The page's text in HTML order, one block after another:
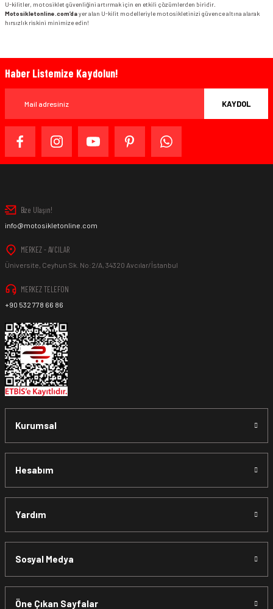
U-kilitler, motosiklet güvenliğini artırmak için en etkili çözümlerden biridir.
Motosikletonline.com’dayer alan U-kilit modelleriyle motosikletinizi güvence altına alarak
hırsızlık riskini minimize edin!
Haber Listemize Kaydolun!
KAYDOL
Bize Ulaşın!
info@motosikletonline.com
MERKEZ - AVCILAR
Üniversite, Ceyhun Sk. No:2/A, 34320 Avcılar/İstanbul
MERKEZ TELEFON
+90 532 778 66 86
Kurumsal
Hesabım
Yardım
Sosyal Medya
Öne Çıkan Sayfalar